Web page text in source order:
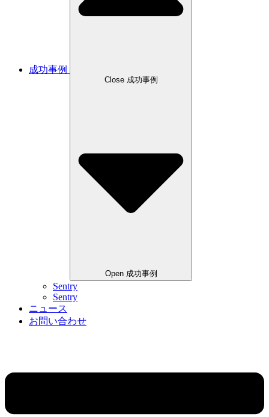
成功事例
Close 成功事例
Open 成功事例
Sentry
Sentry
ニュース
お問い合わせ